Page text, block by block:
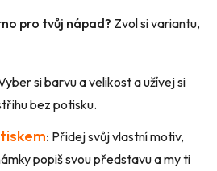
pro tvůj nápad? Zvol si variantu,
si barvu a velikost a užívej si
bez potisku.
: Přidej svůj vlastní motiv,
popiš svou představu a my ti